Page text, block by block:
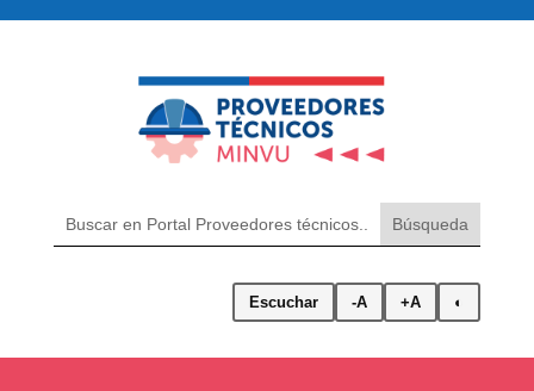
Escuchar -A +A ◐